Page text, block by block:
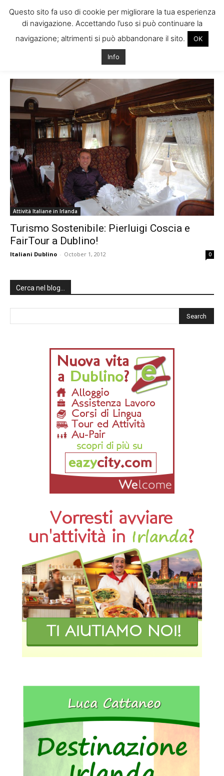
Tag: intervista coscia
Attività Italiane in Irlanda
Turismo Sostenibile: Pierluigi Coscia e
FairTour a Dublino!
Italiani Dublino - October 1, 2012 0
Cerca nel blog…
Questo sito fa uso di cookie per migliorare la tua esperienza
di navigazione. Accettando l’uso si può continuare la
navigazione; altrimenti si può abbandonare il sito.
OK
Info